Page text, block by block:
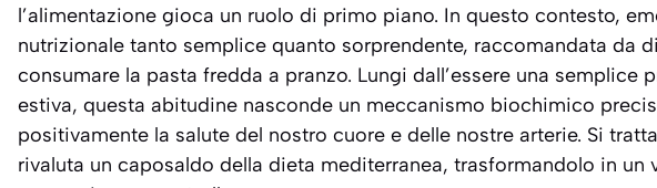
l’alimentazione gioca un ruolo di primo piano. In questo contesto,
nutrizionale tanto semplice quanto sorprendente, raccomandata da
consumare la pasta fredda a pranzo. Lungi dall’essere una semplice
estiva, questa abitudine nasconde un meccanismo biochimico
positivamente la salute del nostro cuore e delle nostre arterie. Si
rivaluta un caposaldo della dieta mediterranea, trasformandolo in un